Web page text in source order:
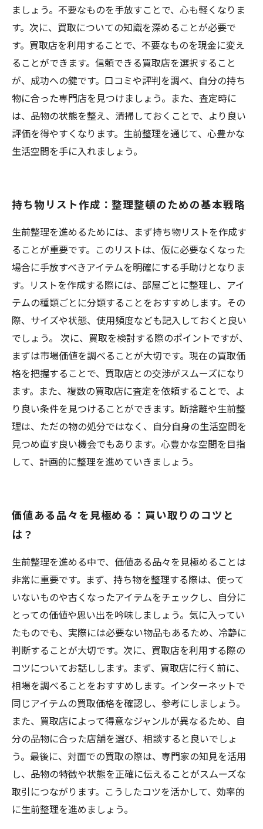
ましょう。不要なものを手放すことで、心も軽くなりま
す。次に、買取についての知識を深めることが必要で
す。買取店を利用することで、不要なものを現金に変え
ることができます。信頼できる買取店を選択すること
が、成功への鍵です。口コミや評判を調べ、自分の持ち
物に合った専門店を見つけましょう。また、査定時に
は、品物の状態を整え、清掃しておくことで、より良い
評価を得やすくなります。生前整理を通じて、心豊かな
生活空間を手に入れましょう。
持ち物リスト作成：整理整頓のための基本戦略
生前整理を進めるためには、まず持ち物リストを作成す
ることが重要です。このリストは、仮に必要なくなった
場合に手放すべきアイテムを明確にする手助けとなりま
す。リストを作成する際には、部屋ごとに整理し、アイ
テムの種類ごとに分類することをおすすめします。その
際、サイズや状態、使用頻度なども記入しておくと良い
でしょう。 次に、買取を検討する際のポイントですが、
まずは市場価値を調べることが大切です。現在の買取価
格を把握することで、買取店との交渉がスムーズになり
ます。また、複数の買取店に査定を依頼することで、よ
り良い条件を見つけることができます。断捨離や生前整
理は、ただの物の処分ではなく、自分自身の生活空間を
見つめ直す良い機会でもあります。心豊かな空間を目指
して、計画的に整理を進めていきましょう。
価値ある品々を見極める：買い取りのコツと
は？
生前整理を進める中で、価値ある品々を見極めることは
非常に重要です。まず、持ち物を整理する際は、使って
いないものや古くなったアイテムをチェックし、自分に
とっての価値や思い出を吟味しましょう。気に入ってい
たものでも、実際には必要ない物品もあるため、冷静に
判断することが大切です。次に、買取店を利用する際の
コツについてお話しします。まず、買取店に行く前に、
相場を調べることをおすすめします。インターネットで
同じアイテムの買取価格を確認し、参考にしましょう。
また、買取店によって得意なジャンルが異なるため、自
分の品物に合った店舗を選び、相談すると良いでしょ
う。最後に、対面での買取の際は、専門家の知見を活用
し、品物の特徴や状態を正確に伝えることがスムーズな
取引につながります。こうしたコツを活かして、効率的
に生前整理を進めましょう。